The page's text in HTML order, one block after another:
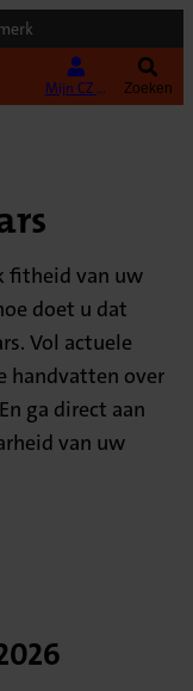
Mijn CZ Zakelijk Zoeken
fitheid van uw
doet u dat
Vol actuele
handvatten over
ga direct aan
van uw